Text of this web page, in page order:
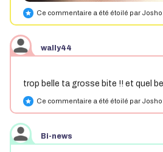
star Ce commentaire a été étoilé par
wally44
trop belle ta grosse bite !! et quel
star Ce commentaire a été étoilé par
Bi-news